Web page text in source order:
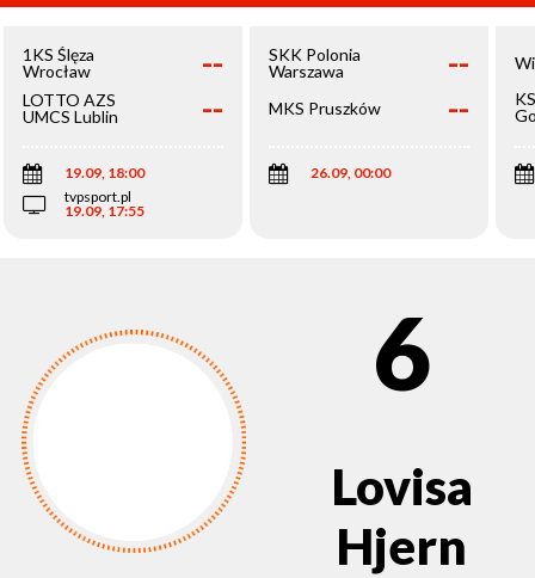
1KS Ślęza
Wrocław
--
LOTTO AZS
UMCS Lublin
--
19.09, 18:00
tvpsport.pl
19.09, 17:55
SKK Polonia
Warszawa
--
MKS Pruszków --
26.09, 00:00
6
Lovisa
Hjern